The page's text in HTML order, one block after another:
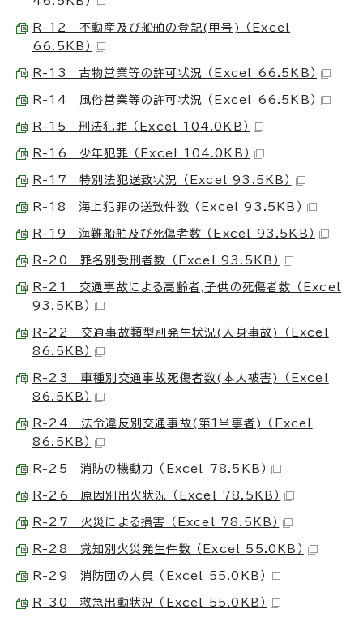
R-12 不動産及び船舶の登記(甲号) （Excel
66.5KB）
R-13 古物営業等の許可状況 （Excel 66.5KB）
R-14 風俗営業等の許可状況 （Excel 66.5KB）
R-15 刑法犯罪 （Excel 104.0KB）
R-16 少年犯罪 （Excel 104.0KB）
R-17 特別法犯送致状況 （Excel 93.5KB）
R-18 海上犯罪の送致件数 （Excel 93.5KB）
R-19 海難船舶及び死傷者数 （Excel 93.5KB）
R-20 罪名別受刑者数 （Excel 93.5KB）
R-21 交通事故による高齢者,子供の死傷者数 （Excel
93.5KB）
R-22 交通事故類型別発生状況(人身事故) （Excel
86.5KB）
R-23 車種別交通事故死傷者数(本人被害) （Excel
86.5KB）
R-24 法令違反別交通事故(第1当事者) （Excel
86.5KB）
R-25 消防の機動力 （Excel 78.5KB）
R-26 原因別出火状況 （Excel 78.5KB）
R-27 火災による損害 （Excel 78.5KB）
R-28 覚知別火災発生件数 （Excel 55.0KB）
R-29 消防団の人員 （Excel 55.0KB）
R-30 救急出動状況 （Excel 55.0KB）